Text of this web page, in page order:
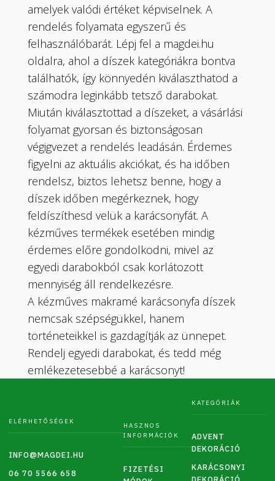
amelyek valódi értéket képviselnek. A
rendelés folyamata egyszerű és
felhasználóbarát. Lépj fel a magdei.hu
oldalra, ahol a díszek kategóriákra bontva
találhatók, így könnyedén kiválaszthatod a
számodra leginkább tetsző darabokat.
Miután kiválasztottad a díszeket, a vásárlási
folyamat gyorsan és biztonságosan
végigvezet a rendelés leadásán. Érdemes
figyelni az aktuális akciókat, és ha időben
rendelsz, biztos lehetsz benne, hogy a
díszek időben megérkeznek, hogy
feldíszíthesd velük a karácsonyfát. A
kézműves termékek esetében mindig
érdemes előre gondolkodni, mivel az
egyedi darabokból csak korlátozott
mennyiség áll rendelkezésre.
A kézműves makramé karácsonyfa díszek
nemcsak szépségükkel, hanem
történeteikkel is gazdagítják az ünnepet.
Rendelj egyedi darabokat, és tedd még
emlékezetesebbé a karácsonyt!
ELÉRHETŐSÉGEK
INFO@MAGDEI.HU
06 70 5566 658
HASZNOS
INFORMÁCIÓK
FIZETÉSI
KATEGÓRIÁK
ADVENT
DEKORÁCIÓ
KARÁCSONYI